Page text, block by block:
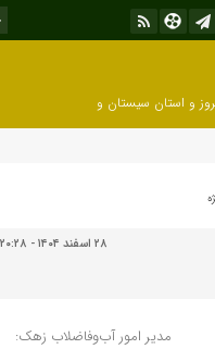
و استان سیستان و
۲۸ اسفند ۱۴۰۴ - ۲۰:۲۸
مدیر امور آب‌وفاضلاب زهک: